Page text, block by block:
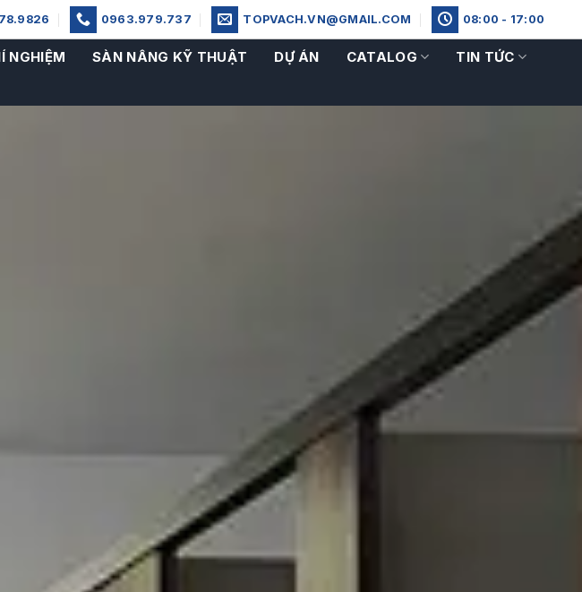
0963.979.737 TOPVACH.VN@GMAIL.COM 08:00 - 17:00
NGHIỆM SÀN NÂNG KỸ THUẬT DỰ ÁN CATALOG TIN TỨC